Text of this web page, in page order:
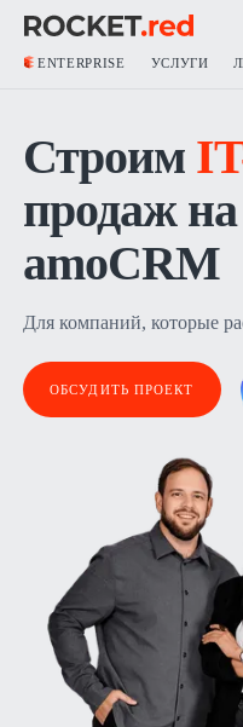
ENTERPRISE УСЛУГИ
Строим
продаж на
amoCRM
Для компаний, которые
ОБСУДИТЬ ПРОЕКТ